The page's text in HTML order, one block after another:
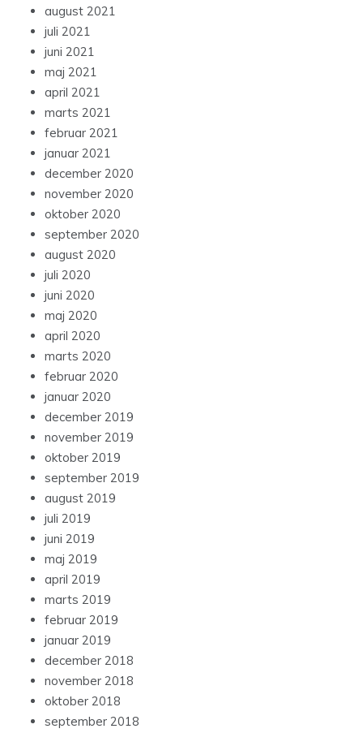
august 2021
juli 2021
juni 2021
maj 2021
april 2021
marts 2021
februar 2021
januar 2021
december 2020
november 2020
oktober 2020
september 2020
august 2020
juli 2020
juni 2020
maj 2020
april 2020
marts 2020
februar 2020
januar 2020
december 2019
november 2019
oktober 2019
september 2019
august 2019
juli 2019
juni 2019
maj 2019
april 2019
marts 2019
februar 2019
januar 2019
december 2018
november 2018
oktober 2018
september 2018